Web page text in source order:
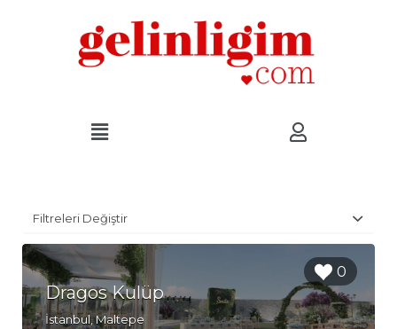
Filtreleri Değiştir
0
Dragos Kulüp
İstanbul, Maltepe